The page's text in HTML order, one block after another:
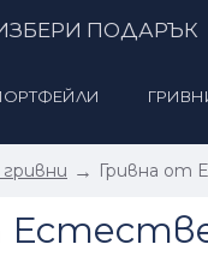
ПОДАРЪК
Гривна от